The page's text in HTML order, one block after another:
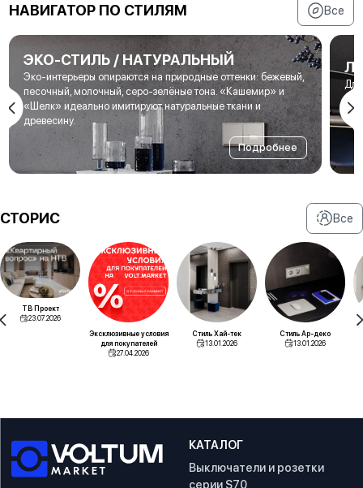
НАВИГАТОР ПО СТИЛЯМ Все
ЭКО-СТИЛЬ / НАТУРАЛЬНЫЙ
Эко-интерьеры опираются на природные оттенки: бежевый,
песочный, молочный, серо-зелёные тона. «Кашемир» и
«Шелк» идеально имитируют натуральные ткани и
древесину.
Подробнее
СТОРИС Все
ТВ Проект
23.07.2026
Эксклюзивные условия
для покупателей
27.04.2026
Стиль Хай-тек
13.01.2026
Стиль Ар-деко
13.01.2026
КАТАЛОГ
Выключатели и розетки
серии S70